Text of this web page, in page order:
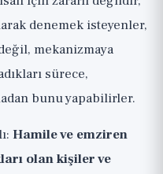
denemek isteyenler,
mekanizmaya
sürece,
bunu yapabilirler.
Hamile ve emziren
olan kişiler ve